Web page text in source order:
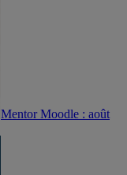
Mentor Moodle : août